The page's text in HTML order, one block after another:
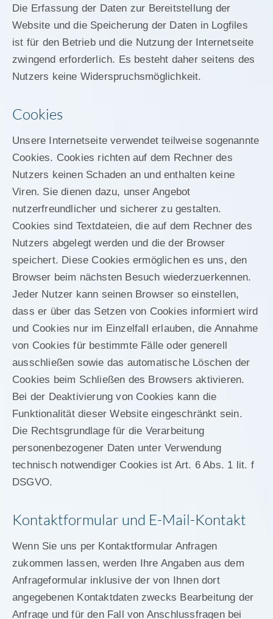
Die Erfassung der Daten zur Bereitstellung der
Website und die Speicherung der Daten in Logfiles
ist für den Betrieb und die Nutzung der Internetseite
zwingend erforderlich. Es besteht daher seitens des
Nutzers keine Widerspruchsmöglichkeit.
Cookies
Unsere Internetseite verwendet teilweise sogenannte
Cookies. Cookies richten auf dem Rechner des
Nutzers keinen Schaden an und enthalten keine
Viren. Sie dienen dazu, unser Angebot
nutzerfreundlicher und sicherer zu gestalten.
Cookies sind Textdateien, die auf dem Rechner des
Nutzers abgelegt werden und die der Browser
speichert. Diese Cookies ermöglichen es uns, den
Browser beim nächsten Besuch wiederzuerkennen.
Jeder Nutzer kann seinen Browser so einstellen,
dass er über das Setzen von Cookies informiert wird
und Cookies nur im Einzelfall erlauben, die Annahme
von Cookies für bestimmte Fälle oder generell
ausschließen sowie das automatische Löschen der
Cookies beim Schließen des Browsers aktivieren.
Bei der Deaktivierung von Cookies kann die
Funktionalität dieser Website eingeschränkt sein.
Die Rechtsgrundlage für die Verarbeitung
personenbezogener Daten unter Verwendung
technisch notwendiger Cookies ist Art. 6 Abs. 1 lit. f
DSGVO.
Kontaktformular und E-Mail-Kontakt
Wenn Sie uns per Kontaktformular Anfragen
zukommen lassen, werden Ihre Angaben aus dem
Anfrageformular inklusive der von Ihnen dort
angegebenen Kontaktdaten zwecks Bearbeitung der
Anfrage und für den Fall von Anschlussfragen bei